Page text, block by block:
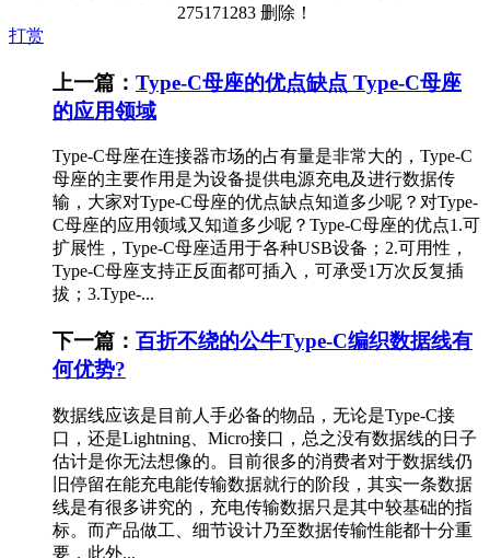
275171283 删除！
打赏
上一篇： Type-C母座的优点缺点 Type-C母座
的应用领域
Type-C母座在连接器市场的占有量是非常大的，Type-C
母座的主要作用是为设备提供电源充电及进行数据传
输，大家对Type-C母座的优点缺点知道多少呢？对Type-
C母座的应用领域又知道多少呢？Type-C母座的优点1.可
扩展性，Type-C母座适用于各种USB设备；2.可用性，
Type-C母座支持正反面都可插入，可承受1万次反复插
拔；3.Type-...
下一篇： 百折不绕的公牛Type-C编织数据线有
何优势?
数据线应该是目前人手必备的物品，无论是Type-C接
口，还是Lightning、Micro接口，总之没有数据线的日子
估计是你无法想像的。目前很多的消费者对于数据线仍
旧停留在能充电能传输数据就行的阶段，其实一条数据
线是有很多讲究的，充电传输数据只是其中较基础的指
标。而产品做工、细节设计乃至数据传输性能都十分重
要，此外...